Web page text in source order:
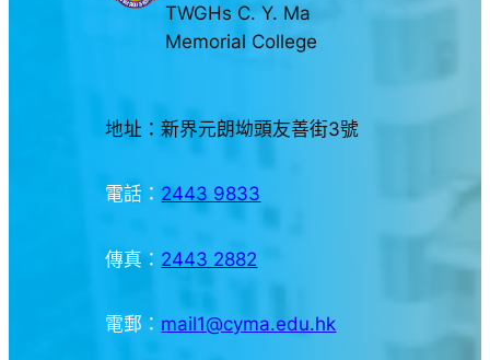
TWGHs C. Y. Ma
Memorial College
地址：新界元朗坳頭友善街3號
電話： 2443 9833
傳真： 2443 2882
電郵： mail1@cyma.edu.hk